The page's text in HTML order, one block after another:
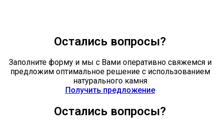
Остались вопросы?
Заполните форму и мы с Вами оперативно свяжемся и
предложим оптимальное решение с использованием
натурального камня
Получить предложение
Остались вопросы?